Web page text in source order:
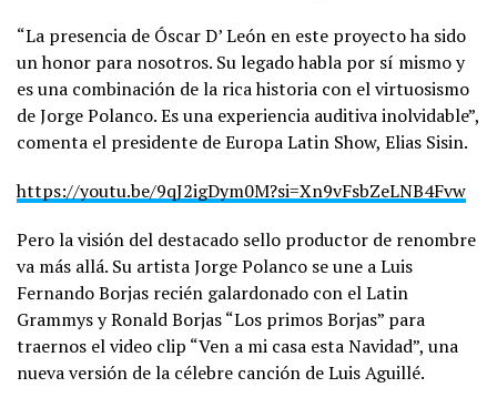
“La presencia de Óscar D’ León en este proyecto ha sido
un honor para nosotros. Su legado habla por sí mismo y
es una combinación de la rica historia con el virtuosismo
de Jorge Polanco. Es una experiencia auditiva inolvidable”,
comenta el presidente de Europa Latin Show, Elias Sisin.
https://youtu.be/9qJ2igDym0M?si=Xn9vFsbZeLNB4Fvw
Pero la visión del destacado sello productor de renombre
va más allá. Su artista Jorge Polanco se une a Luis
Fernando Borjas recién galardonado con el Latin
Grammys y Ronald Borjas “Los primos Borjas” para
traernos el video clip “Ven a mi casa esta Navidad”, una
nueva versión de la célebre canción de Luis Aguillé.